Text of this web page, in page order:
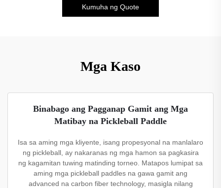
Kumuha ng Quote
Mga Kaso
Binabago ang Pagganap Gamit ang Mga
Matibay na Pickleball Paddle
Isa sa aming mga kliyente, isang propesyonal na manlalaro
ng pickleball, ay nakaranas ng mga hamon sa pagkasira
ng kagamitan tuwing matinding torneo. Matapos lumipat sa
aming mga pickleball paddles na gawa gamit ang
advanced na carbon fiber technology, masigla nilang